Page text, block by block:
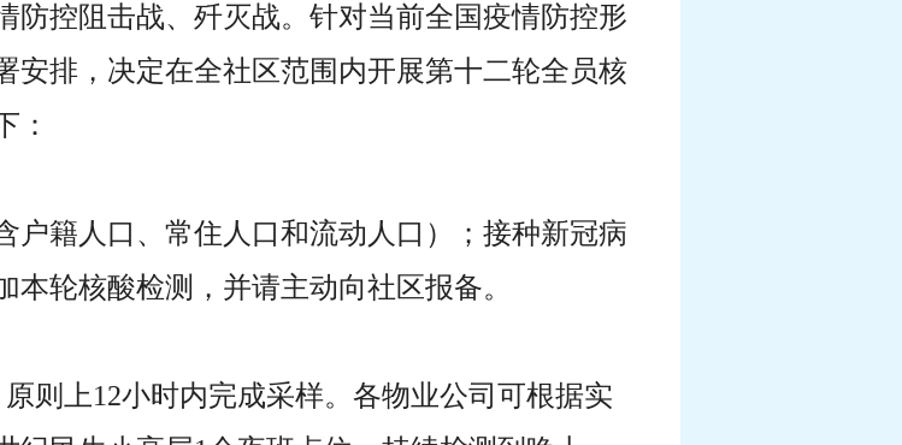
防控阻击战、歼灭战。针对当前全国疫情防控形
安排，决定在全社区范围内开展第十二轮全员核
：
户籍人口、常住人口和流动人口）；接种新冠病
轮核酸检测，并请主动向社区报备。
则上12小时内完成采样。各物业公司可根据实